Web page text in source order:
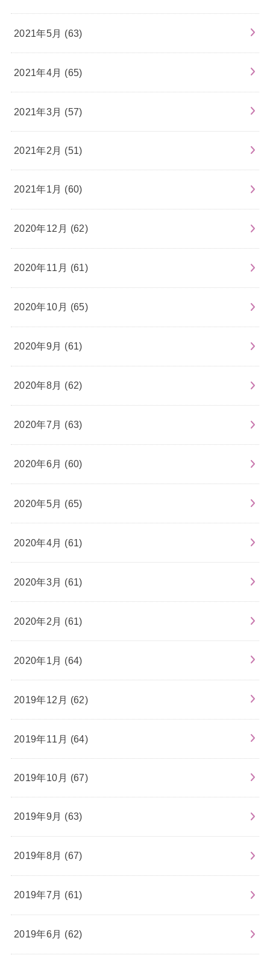
2021年5月 (63)
2021年4月 (65)
2021年3月 (57)
2021年2月 (51)
2021年1月 (60)
2020年12月 (62)
2020年11月 (61)
2020年10月 (65)
2020年9月 (61)
2020年8月 (62)
2020年7月 (63)
2020年6月 (60)
2020年5月 (65)
2020年4月 (61)
2020年3月 (61)
2020年2月 (61)
2020年1月 (64)
2019年12月 (62)
2019年11月 (64)
2019年10月 (67)
2019年9月 (63)
2019年8月 (67)
2019年7月 (61)
2019年6月 (62)